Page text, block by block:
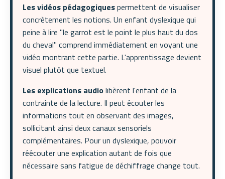
Les vidéos pédagogiquespermettent de visualiser
concrètement les notions. Un enfant dyslexique qui
peine à lire "le garrot est le point le plus haut du dos
du cheval" comprend immédiatement en voyant une
vidéo montrant cette partie. L'apprentissage devient
visuel plutôt que textuel.
Les explications audiolibèrent l'enfant de la
contrainte de la lecture. Il peut écouter les
informations tout en observant des images,
sollicitant ainsi deux canaux sensoriels
complémentaires. Pour un dyslexique, pouvoir
réécouter une explication autant de fois que
nécessaire sans fatigue de déchiffrage change tout.